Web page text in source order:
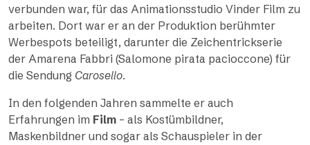
verbunden war, für das Animationsstudio Vinder Film zu
arbeiten. Dort war er an der Produktion berühmter
Werbespots beteiligt, darunter die Zeichentrickserie
der Amarena Fabbri (Salomone pirata pacioccone) für
die Sendung Carosello.
In den folgenden Jahren sammelte er auch
Erfahrungen im Film – als Kostümbildner,
Maskenbildner und sogar als Schauspieler in der